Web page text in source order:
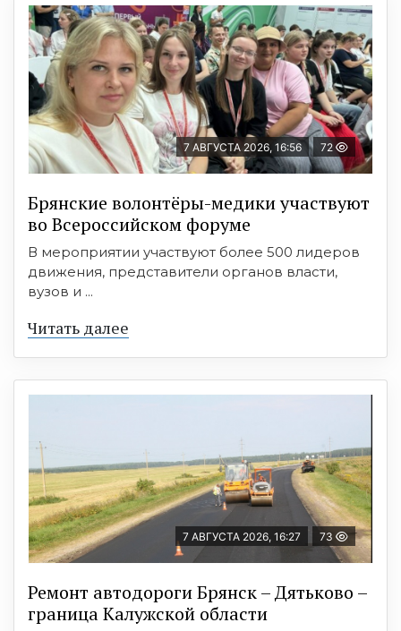
7 АВГУСТА 2026, 16:56 72
Брянские волонтёры-медики участвуют
во Всероссийском форуме
В мероприятии участвуют более 500 лидеров
движения, представители органов власти,
вузов и ...
Читать далее
7 АВГУСТА 2026, 16:27 73
Ремонт автодороги Брянск – Дятьково –
граница Калужской области